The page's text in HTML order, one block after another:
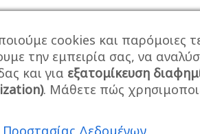
cookies και παρόμοιες
την εμπειρία σας, να
και για εξατομίκευση
. Μάθετε πώς
Προστασίας Δεδομένων